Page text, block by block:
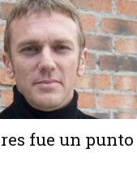
fue un punto